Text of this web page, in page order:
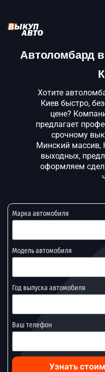
Автоломбард
Хотите
Киев быстро,
цене?
предлагает
срочному
Минский массив,
выходных,
оформляем
Марка автомобиля
Модель автомобиля
Год выпуска автомобиля
Ваш телефон
Узнать